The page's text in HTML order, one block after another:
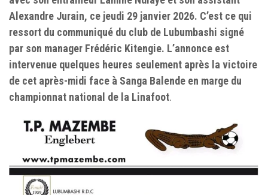
Alexandre Jurain, ce jeudi 29 janvier 2026. C’est ce qui
ressort du communiqué du club de Lubumbashi signé
par son manager Frédéric Kitengie. L’annonce est
intervenue quelques heures seulement après la victoire
de cet après-midi face à Sanga Balende en marge du
championnat national de la Linafoot.